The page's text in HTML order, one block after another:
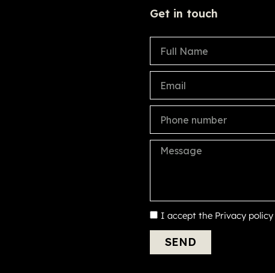
Get in touch
I accept the Privacy policy
SEND